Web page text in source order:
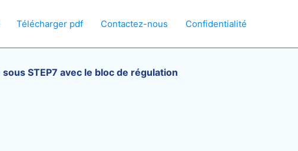
Télécharger pdf Contactez-nous Confidentialité
sous STEP7 avec le bloc de régulation